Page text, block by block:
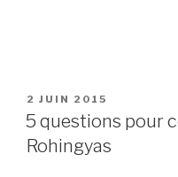
PUBLIÉ
LE
2 JUIN 2015
5 questions pour
Rohingyas